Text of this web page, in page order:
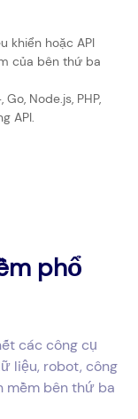
khiển hoặc API
của bên thứ ba
Node.js, PHP,
API.
phổ
các công cụ
liệu, robot, công
mềm bên thứ ba